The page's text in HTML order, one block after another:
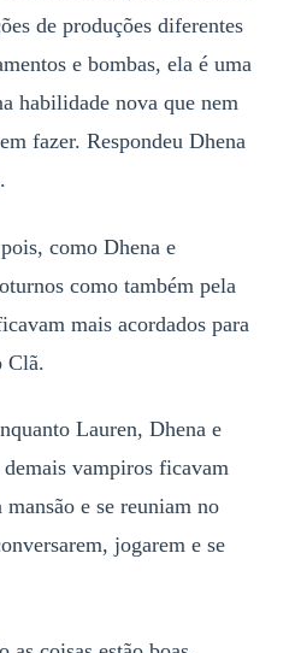
de produções diferentes
e bombas, ela é uma
habilidade nova que nem
fazer. Respondeu Dhena
como Dhena e
como também pela
mais acordados para
Clã.
Lauren, Dhena e
vampiros ficavam
mansão e se reuniam no
jogarem e se